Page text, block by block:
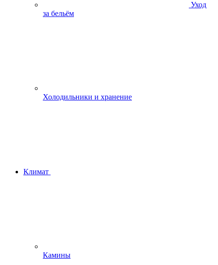
Уход
за бельём
Холодильники и хранение
Климат
Камины